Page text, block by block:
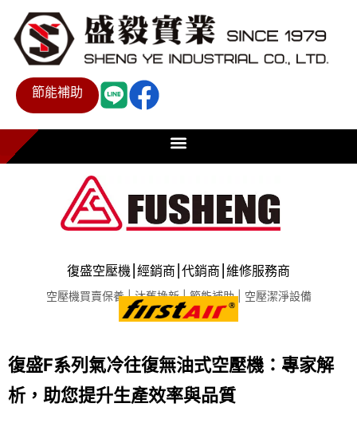
節能補助
復盛空壓機⎮經銷商⎮代銷商⎮維修服務商
空壓機買賣保養 | 汰舊換新 | 節能補助 | 空壓潔淨設備
復盛F系列氣冷往復無油式空壓機：專家解
析，助您提升生產效率與品質